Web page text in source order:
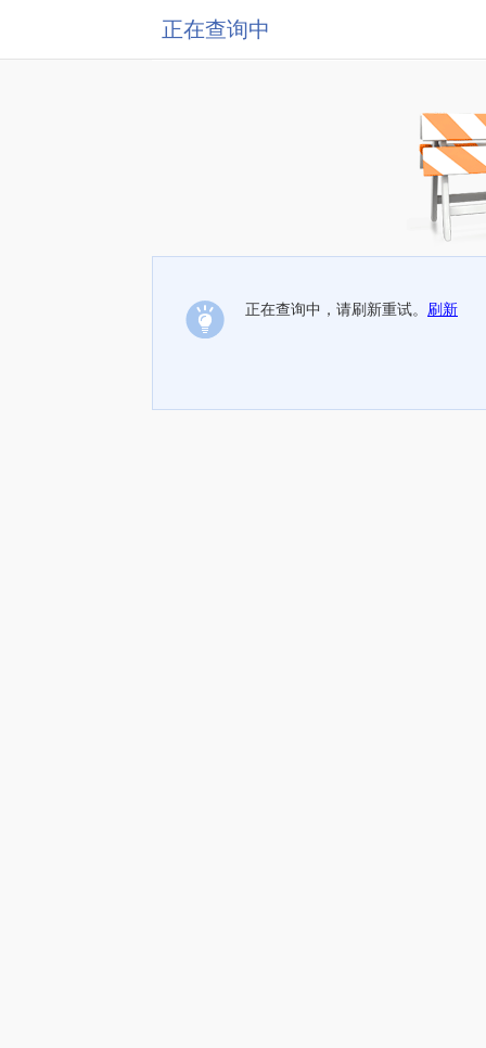
正在查询中
正在查询中，请刷新重试。 刷新